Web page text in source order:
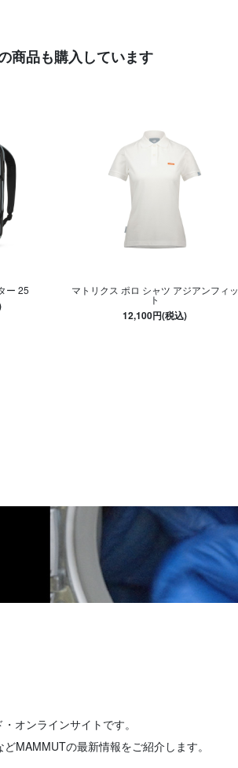
商品も購入しています
ー 25 マトリクス ポロ シャツ アジアンフィッ
ト
12,100円(税込)
オンラインサイトです。
MAMMUTの最新情報をご紹介します。